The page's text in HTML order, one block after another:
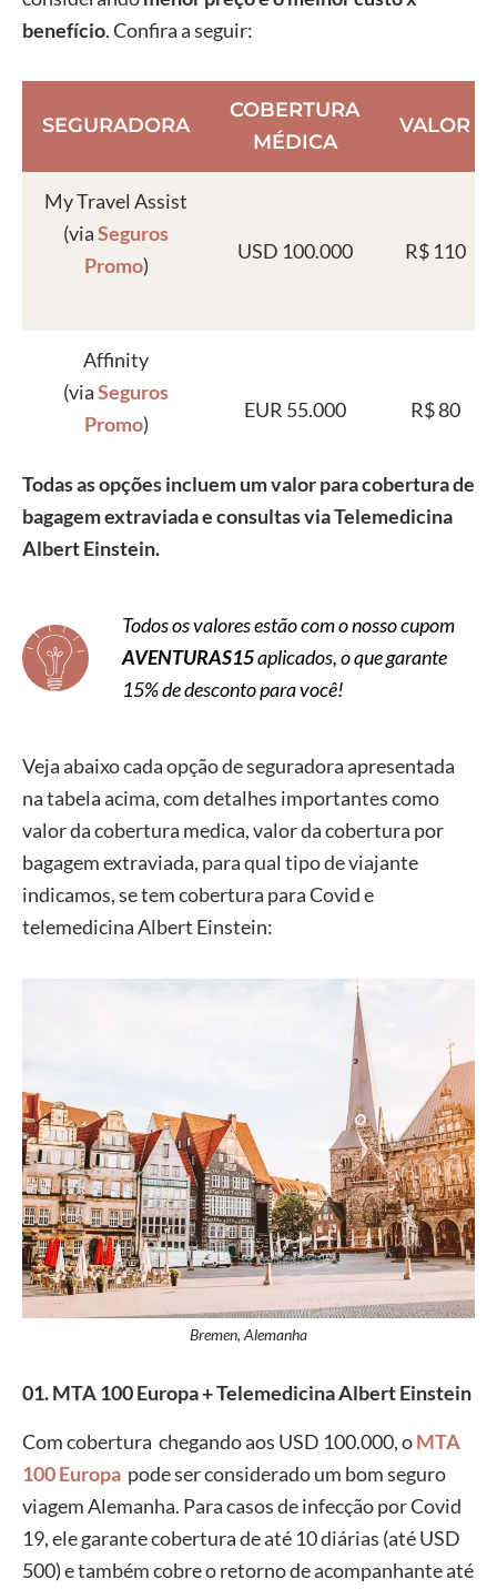
benefício. Confira a seguir:
SEGURADORA
COBERTURA
MÉDICA
VALOR
My Travel Assist
(viaSeguros
Promo)
USD 100.000 R$ 110
Affinity
(viaSeguros
Promo)
EUR 55.000 R$ 80
ITA
(viaMelhor
Universal
Seguro)
Todas as opções incluem um valor para cobertura de
bagagem extraviada e consultas via Telemedicina
Albert Einstein.
Todos os valores estão com o nosso cupom
AVENTURAS15aplicados, o que garante
15% de desconto para você!
Veja abaixo cada opção de seguradora apresentada
na tabela acima, com detalhes importantes como
valor da cobertura medica, valor da cobertura por
bagagem extraviada, para qual tipo de viajante
indicamos, se tem cobertura para Covid e
telemedicina Albert Einstein:
Bremen, Alemanha
01. MTA 100 Europa+ Telemedicina Albert Einstein
Com cobertura chegando aos USD 100.000, oMTA
100 Europa pode ser considerado um bom seguro
viagem Alemanha. Para casos de infecção por Covid
19, ele garante cobertura de até 10 diárias (até USD
500) e também cobre o retorno de acompanhante até